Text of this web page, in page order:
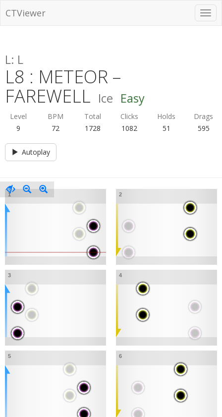
CTViewer
L: L
L8 : METEOR –
FAREWELL Ice Easy
Level BPM Total Clicks Holds
Drags
9
72 1728 1082 51 595
Autoplay
1 2
3 4
5 6